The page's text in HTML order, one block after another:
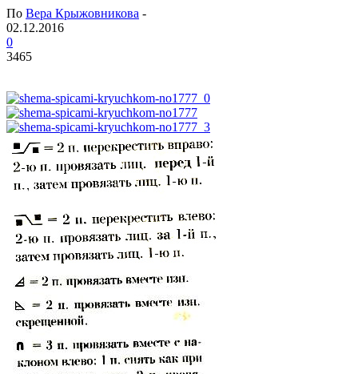
По Вера Крыжовникова -
02.12.2016
0
3465